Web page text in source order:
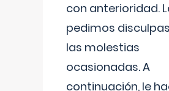
con anterioridad.
pedimos
las molestias
ocasionadas. A
continuación, le